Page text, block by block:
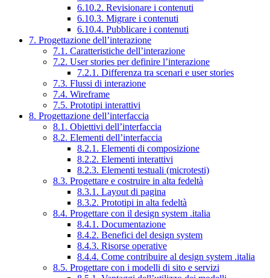
6.10.2. Revisionare i contenuti
6.10.3. Migrare i contenuti
6.10.4. Pubblicare i contenuti
7. Progettazione dell’interazione
7.1. Caratteristiche dell’interazione
7.2. User stories per definire l’interazione
7.2.1. Differenza tra scenari e user stories
7.3. Flussi di interazione
7.4. Wireframe
7.5. Prototipi interattivi
8. Progettazione dell’interfaccia
8.1. Obiettivi dell’interfaccia
8.2. Elementi dell’interfaccia
8.2.1. Elementi di composizione
8.2.2. Elementi interattivi
8.2.3. Elementi testuali (microtesti)
8.3. Progettare e costruire in alta fedeltà
8.3.1. Layout di pagina
8.3.2. Prototipi in alta fedeltà
8.4. Progettare con il design system .italia
8.4.1. Documentazione
8.4.2. Benefici del design system
8.4.3. Risorse operative
8.4.4. Come contribuire al design system .italia
8.5. Progettare con i modelli di sito e servizi